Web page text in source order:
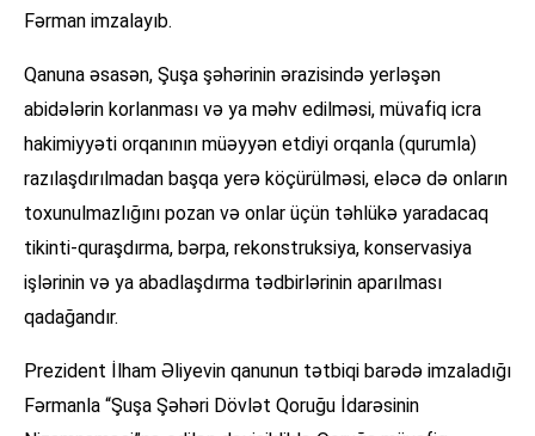
Fərman imzalayıb.
Qanuna əsasən, Şuşa şəhərinin ərazisində yerləşən
abidələrin korlanması və ya məhv edilməsi, müvafiq icra
hakimiyyəti orqanının müəyyən etdiyi orqanla (qurumla)
razılaşdırılmadan başqa yerə köçürülməsi, eləcə də onların
toxunulmazlığını pozan və onlar üçün təhlükə yaradacaq
tikinti-quraşdırma, bərpa, rekonstruksiya, konservasiya
işlərinin və ya abadlaşdırma tədbirlərinin aparılması
qadağandır.
Prezident İlham Əliyevin qanunun tətbiqi barədə imzaladığı
Fərmanla “Şuşa Şəhəri Dövlət Qoruğu İdarəsinin